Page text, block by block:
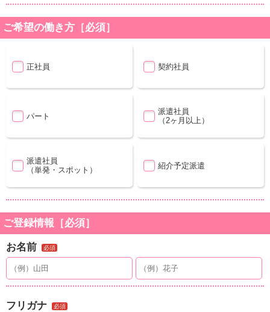
ご希望の働き方［必須］
正社員 契約社員
パート
派遣社員
（2ヶ月以上）
派遣社員
（単発・スポット）
紹介予定派遣
ご登録情報［必須］
お名前 必須
フリガナ 必須